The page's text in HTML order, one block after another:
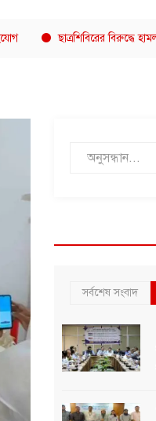
ছাত্রশিবিরের বিরুদ্ধে হামলার
সর্বশেষ সংবাদ